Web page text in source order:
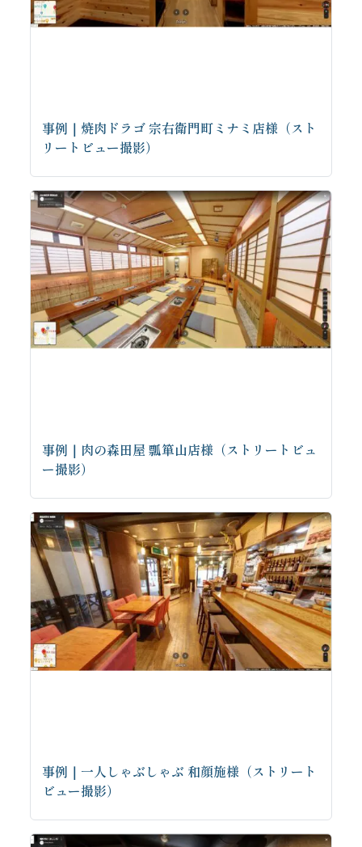
事例｜焼肉ドラゴ 宗右衛門町ミナミ店様（スト
リートビュー撮影）
事例｜肉の森田屋 瓢箪山店様（ストリートビュ
ー撮影）
事例｜一人しゃぶしゃぶ 和顔施様（ストリート
ビュー撮影）